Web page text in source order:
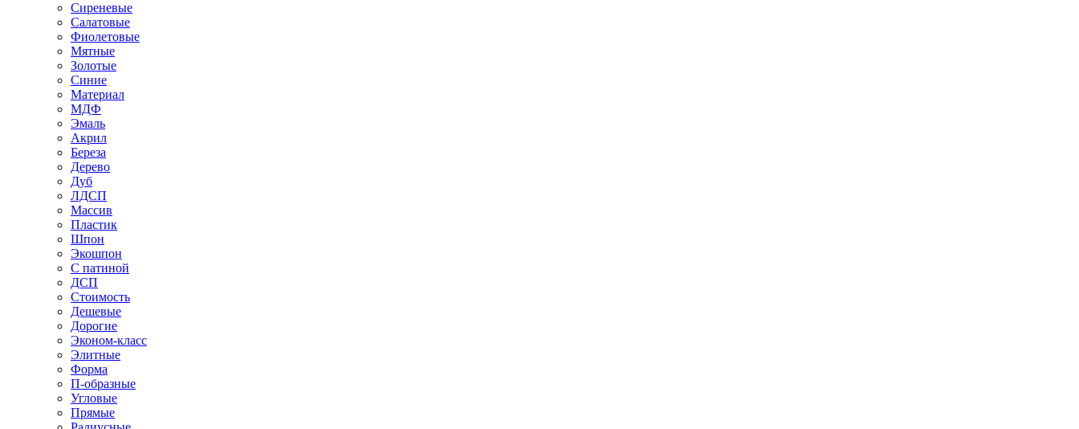
Сиреневые
Салатовые
Фиолетовые
Мятные
Золотые
Синие
Материал
МДФ
Эмаль
Акрил
Береза
Дерево
Дуб
ЛДСП
Массив
Пластик
Шпон
Экошпон
С патиной
ДСП
Стоимость
Дешевые
Дорогие
Эконом-класс
Элитные
Форма
П-образные
Угловые
Прямые